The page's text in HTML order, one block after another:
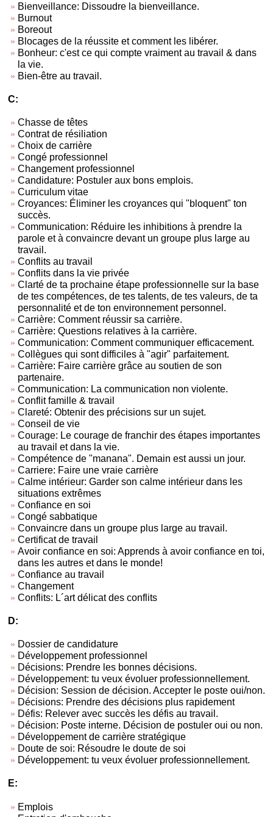
Bienveillance: Dissoudre la bienveillance.
Burnout
Boreout
Blocages de la réussite et comment les libérer.
Bonheur: c'est ce qui compte vraiment au travail & dans
la vie.
Bien-être au travail.
C:
Chasse de têtes
Contrat de résiliation
Choix de carrière
Congé professionnel
Changement professionnel
Candidature: Postuler aux bons emplois.
Curriculum vitae
Croyances: Éliminer les croyances qui "bloquent" ton
succès.
Communication: Réduire les inhibitions à prendre la
parole et à convaincre devant un groupe plus large au
travail.
Conflits au travail
Conflits dans la vie privée
Clarté de ta prochaine étape professionnelle sur la base
de tes compétences, de tes talents, de tes valeurs, de ta
personnalité et de ton environnement personnel.
Carrière: Comment réussir sa carrière.
Carrière: Questions relatives à la carrière.
Communication: Comment communiquer efficacement.
Collègues qui sont difficiles à "agir" parfaitement.
Carrière: Faire carrière grâce au soutien de son
partenaire.
Communication: La communication non violente.
Conflit famille & travail
Clareté: Obtenir des précisions sur un sujet.
Conseil de vie
Courage: Le courage de franchir des étapes importantes
au travail et dans la vie.
Compétence de "manana". Demain est aussi un jour.
Carriere: Faire une vraie carrière
Calme intérieur: Garder son calme intérieur dans les
situations extrêmes
Confiance en soi
Congé sabbatique
Convaincre dans un groupe plus large au travail.
Certificat de travail
Avoir confiance en soi: Apprends à avoir confiance en toi,
dans les autres et dans le monde!
Confiance au travail
Changement
Conflits: L´art délicat des conflits
D:
Dossier de candidature
Développement professionnel
Décisions: Prendre les bonnes décisions.
Développement: tu veux évoluer professionnellement.
Décision: Session de décision. Accepter le poste oui/non.
Décisions: Prendre des décisions plus rapidement
Défis: Relever avec succès les défis au travail.
Décision: Poste interne. Décision de postuler oui ou non.
Développement de carrière stratégique
Doute de soi: Résoudre le doute de soi
Développement: tu veux évoluer professionnellement.
E:
Emplois